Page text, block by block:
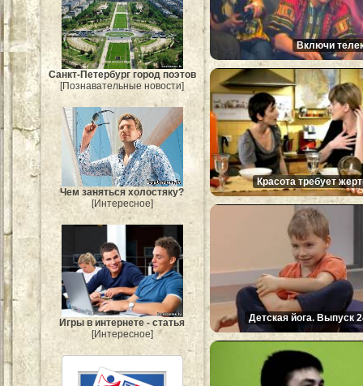
Санкт-Петербург город поэтов
[Познавательные новости]
Чем заняться холостяку?
[Интересное]
Игры в интернете - статья
[Интересное]
Включи
Красота требует
Детская йога. Выпуск